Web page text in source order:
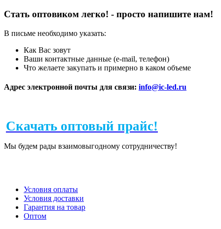
Стать оптовиком легко! - просто напишите нам!
В письме необходимо указать:
Как Вас зовут
Ваши контактные данные (e-mail, телефон)
Что желаете закупать и примерно в каком объеме
Адрес электронной почты для связи: info@ic-led.ru
Скачать оптовый прайс!
Мы будем рады взаимовыгодному сотрудничеству!
Условия оплаты
Условия доставки
Гарантия на товар
Оптом